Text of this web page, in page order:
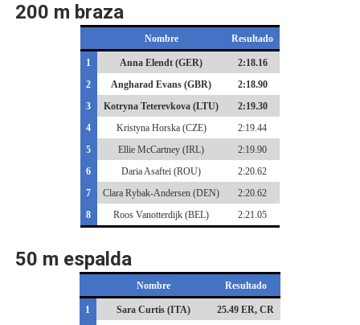
200 m braza
Nombre Resultado
1 Anna Elendt (GER)
2:18.16
2
Angharad Evans (GBR)
2:18.90
3
Kotryna Teterevkova (LTU)
2:19.30
4
Kristyna Horska (CZE)
2:19.44
5
Ellie McCartney (IRL)
2:19.90
6
Daria Asaftei (ROU)
2:20.62
7
Clara Rybak-Andersen (DEN)
2:20.62
8
Roos Vanotterdijk (BEL) 2:21.05
50 m espalda
Nombre Resultado
1 Sara Curtis (ITA)
25.49 ER, CR